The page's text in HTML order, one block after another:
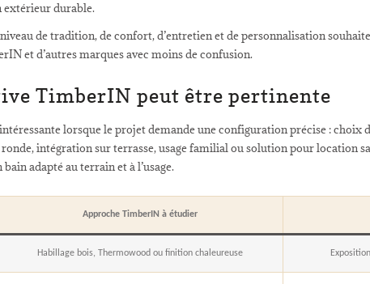
extérieur durable.
de tradition, de confort, d’entretien et de personnalisation
et d’autres marques avec moins de confusion.
TimberIN peut être pertinente
lorsque le projet demande une configuration précise : choix
intégration sur terrasse, usage familial ou solution pour location
adapté au terrain et à l’usage.
Approche TimberIN à étudier
Habillage bois, Thermowood ou finition chaleureuse